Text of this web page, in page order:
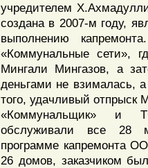
учредителем
создана в 2007-м году,
выполнению
«Коммунальные сети»,
Мингали Мингазов, а
деньгами не взималась,
того, удачливый отпрыск
«Коммунальщик» и
обслуживали все 28
программе капремонта
26 домов, заказчиком